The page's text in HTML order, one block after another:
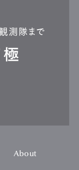
測隊まで
About